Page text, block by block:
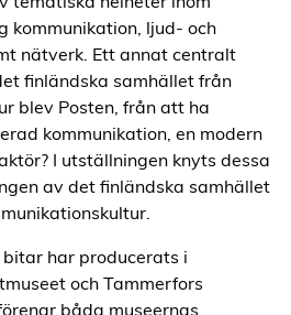
kommunikation, ljud- och
nätverk. Ett annat centralt
finländska samhället från
blev Posten, från att ha
kommunikation, en modern
I utställningen knyts dessa
av det finländska samhället
har producerats i
och Tammerfors
båda museernas